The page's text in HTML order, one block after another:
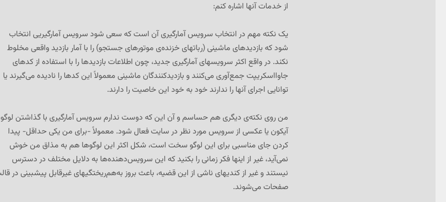
از خدمات آنها اشاره کنم:
یک نکته مهم در انتخاب سرویس آمارگیری آن است که سعی شود سرویس آمارگیریی انتخاب
شود که بازدیدهای ماشینی (رباتهای خزنده‌ی موتورهای جستجو) را با آمار بازدید واقعی مخلوط
نکند. در واقع اکثر سرویسهای آمارگیری جدید، چون اطلاعات بازدیدها را با استفاده از کدهای
جاوااسکریپت جمع‌آوری می‌کنند و بازدیدکنندگان ماشینی معمولاً این کدها را نادیده می‌گیرند یا
توانایی اجرای آنها را ندارند خود به خود این خاصیت را دارند.
من روی نکته‌ی دیگری هم حساسم و آن این که دوست ندارم سرویس آمارگیری با گذاشتن
آیکون یا عکسی از سرویس مورد نظر در سایت فعال شود. معمولاً -برای من یکی حداقل- پیدا
کردن جای مناسبی برای این لوگو سخت است، شکل اکثر این لوگوها هم به مذاق من خوش
نمی‌آید، غیر از اینها فکر زمانی را بکنید که این سرویس‌دهنده‌ها به دلایل مختلف در دسترس
نیستند و غیر از کندیهای ناشی از این قضیه، باعث بروز به‌هم‌ریختگیهای غیرقابل پیشبینی در
صفحات می‌شوند.